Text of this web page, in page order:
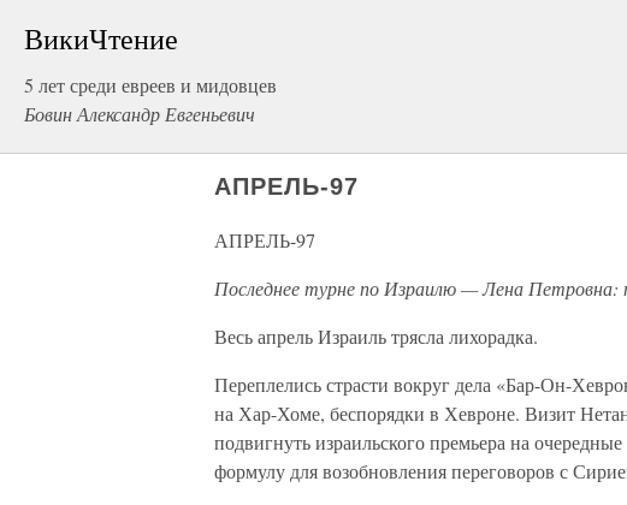
ВикиЧтение
5 лет среди евреев и мидовцев
Бовин Александр Евгеньевич
АПРЕЛЬ-97
АПРЕЛЬ-97
Последнее турне по Израилю — Лена Петровна:
Весь апрель Израиль трясла лихорадка.
Переплелись страсти вокруг дела «Бар-Он-
на Хар-Хоме, беспорядки в Хевроне. Визит
подвигнуть израильского премьера на
формулу для возобновления переговоров с